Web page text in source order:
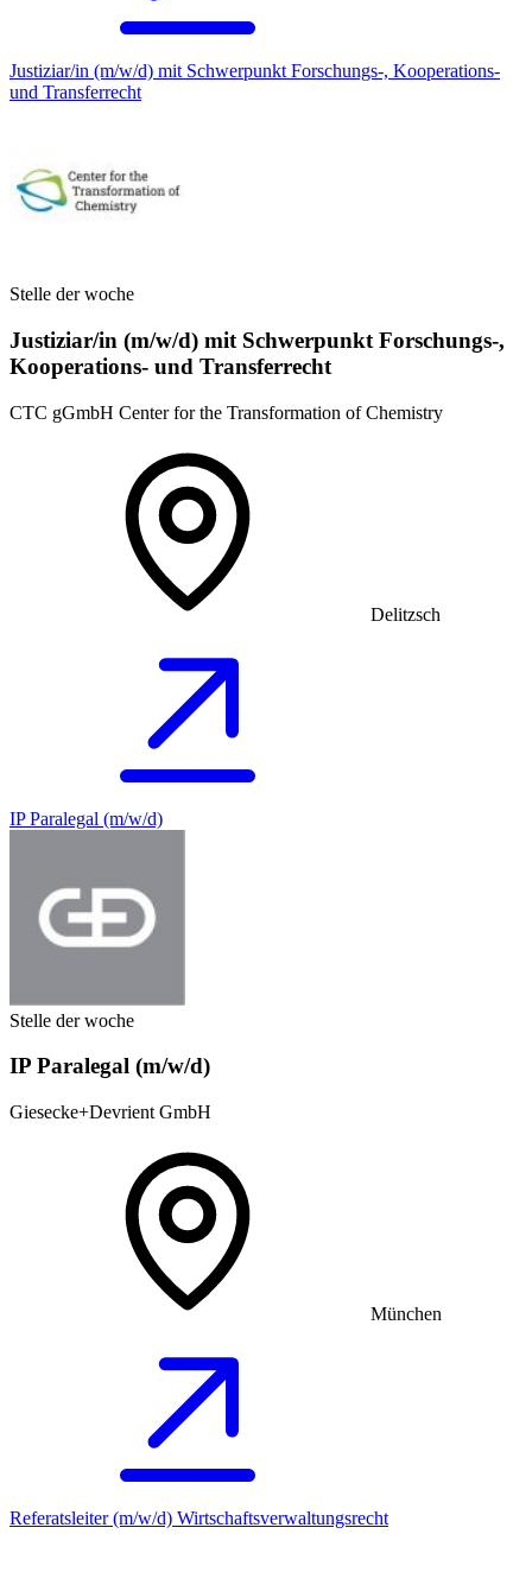
Justiziar/in (m/w/d) mit Schwerpunkt Forschungs-, Kooperations-
und Transferrecht
Stelle der woche
Justiziar/in (m/w/d) mit Schwerpunkt Forschungs-,
Kooperations- und Transferrecht
CTC gGmbH Center for the Transformation of Chemistry
Delitzsch
IP Paralegal (m/w/d)
Stelle der woche
IP Paralegal (m/w/d)
Giesecke+Devrient GmbH
München
Referatsleiter (m/w/d) Wirtschaftsverwaltungsrecht